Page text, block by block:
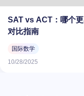
SAT vs ACT：哪个
对比指南
国际数学
10/28/2025